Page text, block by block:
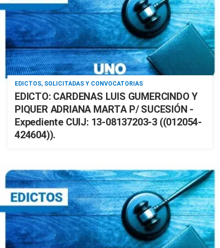
EDICTOS, SOLICITADAS Y CONVOCATORIAS
EDICTO: CARDENAS LUIS GUMERCINDO Y
PIQUER ADRIANA MARTA P/ SUCESIÓN -
Expediente CUIJ: 13-08137203-3 ((012054-
424604)).